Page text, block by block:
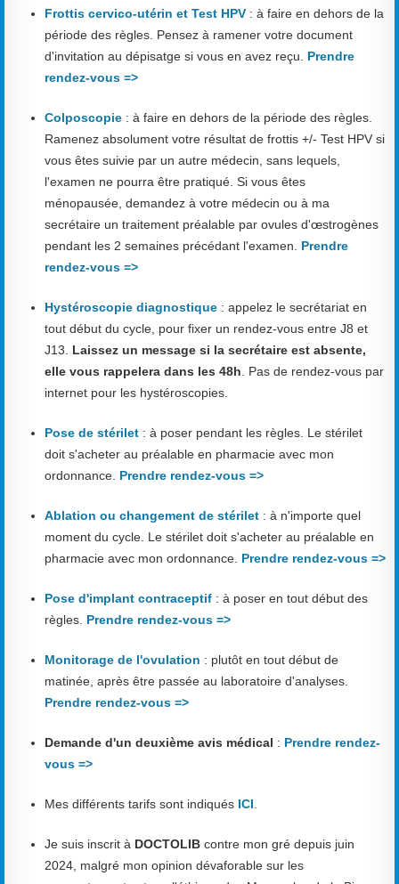
Frottis cervico-utérin et Test HPV : à faire en dehors de la
période des règles. Pensez à ramener votre document
d'invitation au dépisatge si vous en avez reçu. Prendre
rendez-vous =>
Colposcopie : à faire en dehors de la période des règles.
Ramenez absolument votre résultat de frottis +/- Test HPV si
vous êtes suivie par un autre médecin, sans lequels,
l'examen ne pourra être pratiqué. Si vous êtes
ménopausée, demandez à votre médecin ou à ma
secrétaire un traitement préalable par ovules d'œstrogènes
pendant les 2 semaines précédant l'examen. Prendre
rendez-vous =>
Hystéroscopie diagnostique : appelez le secrétariat en
tout début du cycle, pour fixer un rendez-vous entre J8 et
J13. Laissez un message si la secrétaire est absente,
elle vous rappelera dans les 48h . Pas de rendez-vous par
internet pour les hystéroscopies.
Pose de stérilet : à poser pendant les règles. Le stérilet
doit s'acheter au préalable en pharmacie avec mon
ordonnance. Prendre rendez-vous =>
Ablation ou changement de stérilet : à n'importe quel
moment du cycle. Le stérilet doit s'acheter au préalable en
pharmacie avec mon ordonnance. Prendre rendez-vous =>
Pose d'implant contraceptif : à poser en tout début des
règles. Prendre rendez-vous =>
Monitorage de l'ovulation : plutôt en tout début de
matinée, après être passée au laboratoire d'analyses.
Prendre rendez-vous =>
Demande d'un deuxième avis médical : Prendre rendez-
vous =>
Mes différents tarifs sont indiqués ICI
Je suis inscrit à DOCTOLIB contre mon gré depuis juin
2024, malgré mon opinion dévaforable sur les